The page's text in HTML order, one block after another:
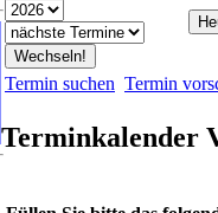
Termin suchen Termin
Terminkalender